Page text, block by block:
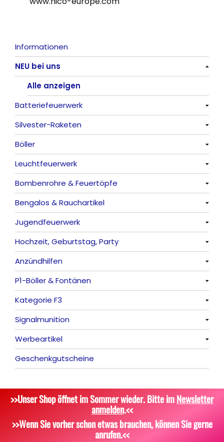
Informationen
NEU bei uns
Alle anzeigen
Batteriefeuerwerk
Alle anzeigen
Silvester-Raketen
Alle anzeigen
Böller
Alle anzeigen
China-Böller
Knaller / Kanonenschläge
Reibkopfknaller
Frösche, Pfeiffer
Leuchtfeuerwerk
Alle anzeigen
Vulkane
Fontänen
Sonnen
Feuervögel
Römische Lichter
Bombenrohre & Feuertöpfe
Alle anzeigen
Mit Rumms
Bezaubernde Effekte
Bengalos & Rauchartikel
Alle anzeigen
Bengalos
Rauchartikel
Jugendfeuerwerk
Alle anzeigen
Hochzeit, Geburtstag, Party
Alle anzeigen
Feuerschriften
Indoor-Fontänen
Herz- und Konfetti-Shooter
Wunderkerzen, Fackeln
Tischfeuerwerk
Dekoration, Knicklichter
Anzündhilfen
Alle anzeigen
P1-Böller & Fontänen
Alle anzeigen
Kategorie F3
Alle anzeigen
Signalmunition
Alle anzeigen
Platzpatronen
Zubehör
Werbeartikel
Alle anzeigen
Attrappen
Geschenkgutscheine
>>Unser Shop öffnet im Sommer wieder. Bitte imNewsletter
anmelden.<<
>>Wenn Sie vorher schon etwas brauchen, können Sie gerne
anrufen.<<